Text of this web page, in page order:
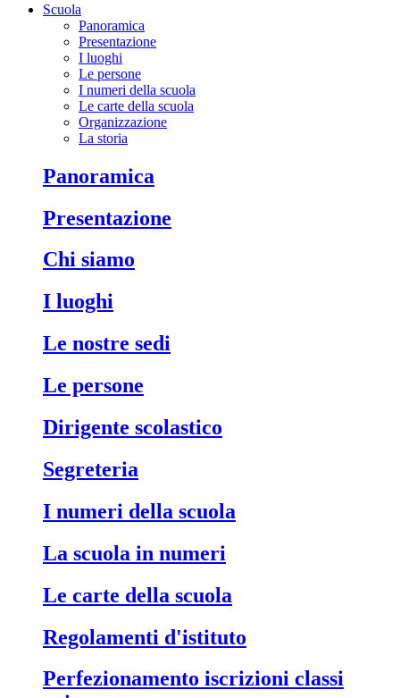
Scuola
Panoramica
Presentazione
I luoghi
Le persone
I numeri della scuola
Le carte della scuola
Organizzazione
La storia
panoramica
presentazione
chi siamo
i luoghi
le nostre sedi
le persone
dirigente scolastico
segreteria
i numeri della scuola
la scuola in numeri
le carte della scuola
regolamenti d'istituto
perfezionamento iscrizioni classi